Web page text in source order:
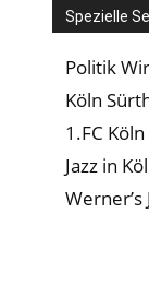
Spezielle
Politik
Köln
1.FC
Jazz in
Werner’s